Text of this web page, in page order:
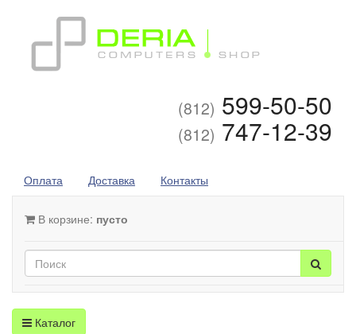
(812) 599-50-50
(812) 747-12-39
Оплата Доставка Контакты
В корзине: пусто
Каталог